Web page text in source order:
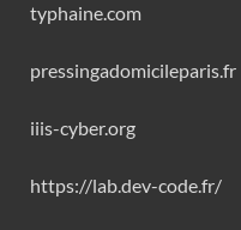
typhaine.com
pressingadomicileparis.fr
iiis-cyber.org
https://lab.dev-code.fr/